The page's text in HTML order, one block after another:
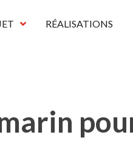
RÉALISATIONS